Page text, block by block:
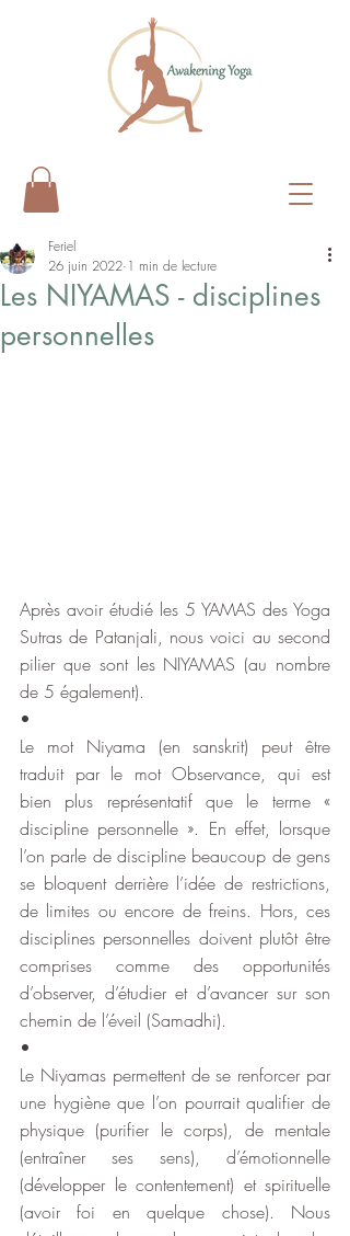
Les NIYAMAS - disciplines
personnelles
Feriel
26 juin 2022 1 min de lecture
Après avoir étudié les 5 YAMAS des Yoga
Sutras de Patanjali, nous voici au second
pilier que sont les NIYAMAS (au nombre
de 5 également).
•
Le mot Niyama (en sanskrit) peut être
traduit par le mot Observance, qui est
bien plus représentatif que le terme «
discipline personnelle ». En effet, lorsque
l’on parle de discipline beaucoup de gens
se bloquent derrière l’idée de restrictions,
de limites ou encore de freins. Hors, ces
disciplines personnelles doivent plutôt être
comprises comme des opportunités
d’observer, d’étudier et d’avancer sur son
chemin de l’éveil (Samadhi).
•
Le Niyamas permettent de se renforcer par
une hygiène que l’on pourrait qualifier de
physique (purifier le corps), de mentale
(entraîner ses sens), d’émotionnelle
(développer le contentement) et spirituelle
(avoir foi en quelque chose). Nous